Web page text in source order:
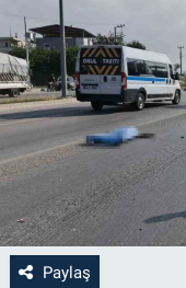
Paylaş